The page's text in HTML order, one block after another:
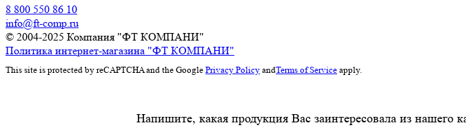
8 800 550 86 10
info@ft-comp.ru
© 2004-2025 Компания "ФТ КОМПАНИ"
Политика интернет-магазина "ФТ КОМПАНИ"
This site is protected by reCAPTCHA and the Google Privacy Policy andTerms of Service apply.
Напишите, какая продукция Вас заинтересовала из нашего